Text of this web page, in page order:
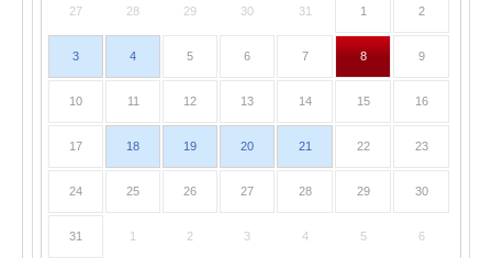
27 28 29 30 31 1 2
3 4 5 6 7 8 9
10 11 12 13 14 15 16
17 18 19 20 21 22 23
24 25 26 27 28 29 30
31 1 2 3 4 5 6